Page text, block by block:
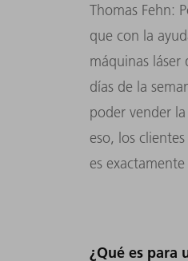
Thomas Fehn:
que con la
máquinas láser
días de la
poder vender
eso, los
es
¿Qué es para